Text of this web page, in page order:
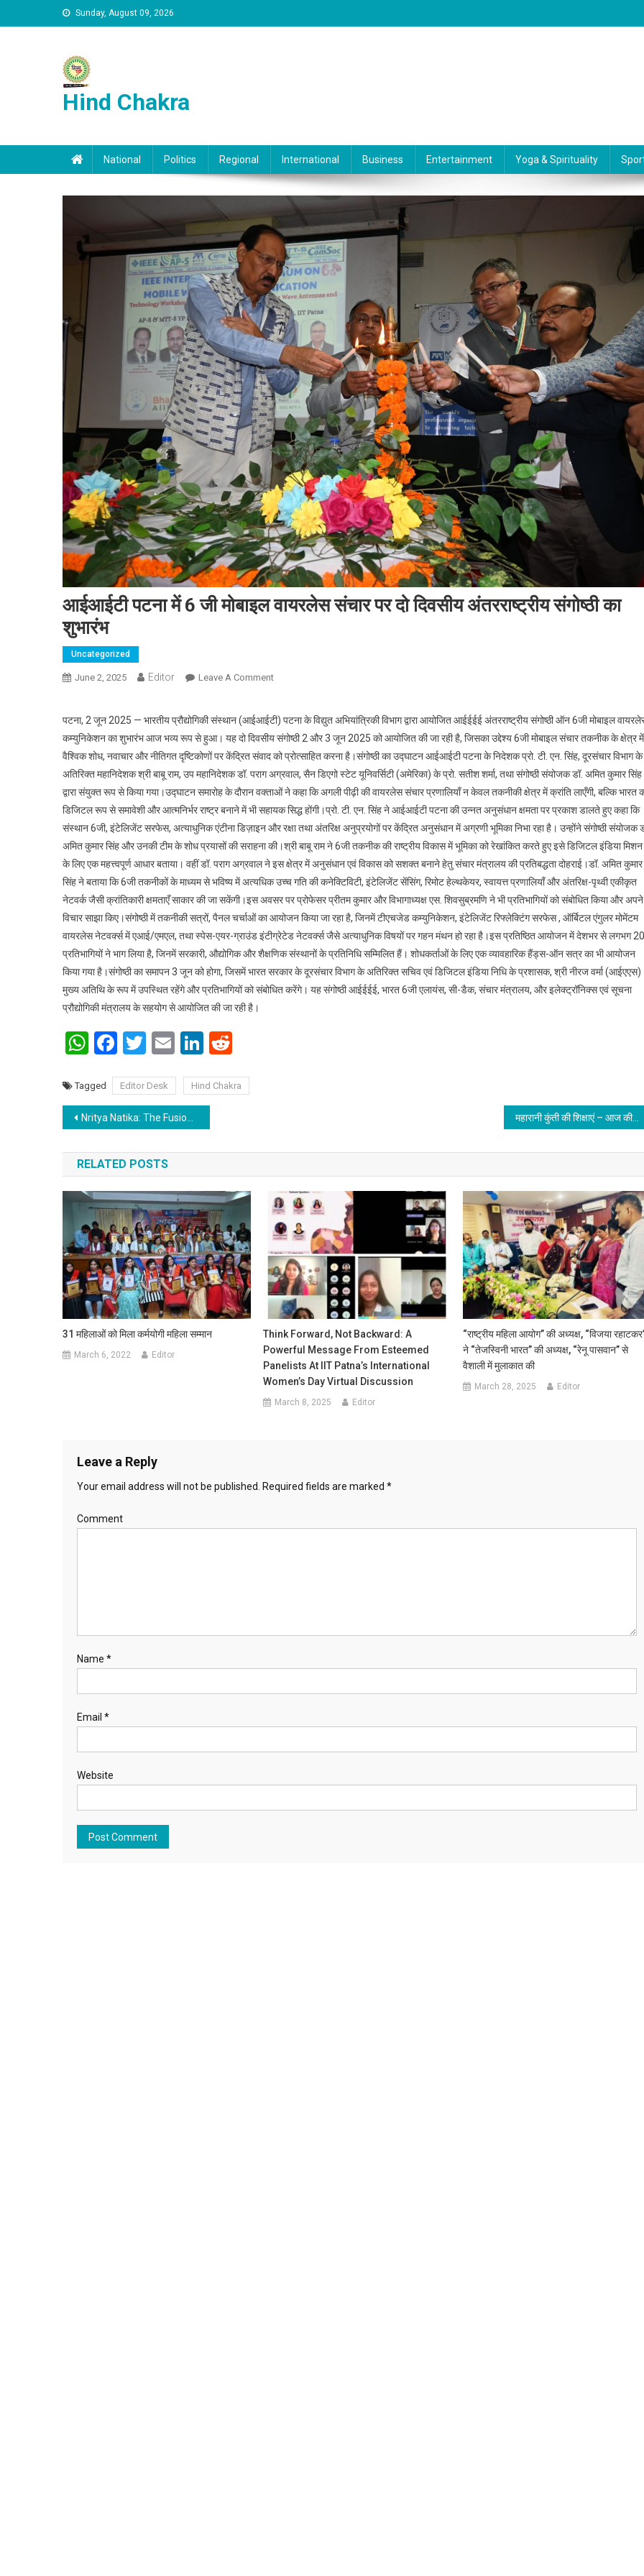
Skip to content Sunday, August 09, 2026
Hind Chakra
National Politics Regional International Business Entertainment Yoga & Spirituality
आईआईटी पटना में 6 जी मोबाइल वायरलेस संचार पर दो दिवसीय अंतरराष्ट्रीय संगोष्ठी का
शुभारंभ
Uncategorized
June 2, 2025 Editor Leave A Comment
पटना, 2 जून 2025 — भारतीय प्रौद्योगिकी संस्थान (आईआईटी) पटना के विद्युत अभियांत्रिकी विभाग द्वारा आयोजित आईईईई अंतरराष्ट्रीय संगोष्ठी ऑन 6जी मोबाइल
कम्युनिकेशन का शुभारंभ आज भव्य रूप से हुआ। यह दो दिवसीय संगोष्ठी 2 और 3 जून 2025 को आयोजित की जा रही है, जिसका उद्देश्य 6जी मोबाइल संचार तकनीक के क्षेत्र में
वैश्विक शोध, नवाचार और नीतिगत दृष्टिकोणों पर केंद्रित संवाद को प्रोत्साहित करना है।संगोष्ठी का उद्घाटन आईआईटी पटना के निदेशक प्रो. टी. एन. सिंह, दूरसंचार विभाग के
अतिरिक्त महानिदेशक श्री बाबू राम, उप महानिदेशक डॉ. पराग अग्रवाल, सैन डिएगो स्टेट यूनिवर्सिटी (अमेरिका) के प्रो. सतीश शर्मा, तथा संगोष्ठी संयोजक डॉ. अमित कुमार सिंह
द्वारा संयुक्त रूप से किया गया।उद्घाटन समारोह के दौरान वक्ताओं ने कहा कि अगली पीढ़ी की वायरलेस संचार प्रणालियाँ न केवल तकनीकी क्षेत्र में क्रांति लाएँगी, बल्कि भारत
डिजिटल रूप से समावेशी और आत्मनिर्भर राष्ट्र बनाने में भी सहायक सिद्ध होंगी।प्रो. टी. एन. सिंह ने आईआईटी पटना की उन्नत अनुसंधान क्षमता पर प्रकाश डालते हुए कहा कि
संस्थान 6जी, इंटेलिजेंट सरफेस, अत्याधुनिक एंटीना डिज़ाइन और रक्षा तथा अंतरिक्ष अनुप्रयोगों पर केंद्रित अनुसंधान में अग्रणी भूमिका निभा रहा है। उन्होंने संगोष्ठी संयोजक
अमित कुमार सिंह और उनकी टीम के शोध प्रयासों की सराहना की।श्री बाबू राम ने 6जी तकनीक की राष्ट्रीय विकास में भूमिका को रेखांकित करते हुए इसे डिजिटल इंडिया मिशन
के लिए एक महत्त्वपूर्ण आधार बताया। वहीं डॉ. पराग अग्रवाल ने इस क्षेत्र में अनुसंधान एवं विकास को सशक्त बनाने हेतु संचार मंत्रालय की प्रतिबद्धता दोहराई।डॉ. अमित कुमार
सिंह ने बताया कि 6जी तकनीकों के माध्यम से भविष्य में अत्यधिक उच्च गति की कनेक्टिविटी, इंटेलिजेंट सेंसिंग, रिमोट हेल्थकेयर, स्वायत्त प्रणालियाँ और अंतरिक्ष-पृथ्वी एकीकृत
नेटवर्क जैसी क्रांतिकारी क्षमताएँ साकार की जा सकेंगी।इस अवसर पर प्रोफेसर प्रीतम कुमार और विभागाध्यक्ष एस. शिवसुब्रमणि ने भी प्रतिभागियों को संबोधित किया और अपने
विचार साझा किए।संगोष्ठी में तकनीकी सत्रों, पैनल चर्चाओं का आयोजन किया जा रहा है, जिनमें टीएचजेड कम्युनिकेशन, इंटेलिजेंट रिफ्लेक्टिंग सरफेस , ऑर्बिटल एंगुलर मोमेंटम
वायरलेस नेटवर्क्स में एआई/एमएल, तथा स्पेस-एयर-ग्राउंड इंटीग्रेटेड नेटवर्क्स जैसे अत्याधुनिक विषयों पर गहन मंथन हो रहा है।इस प्रतिष्ठित आयोजन में देशभर से लगभग
प्रतिभागियों ने भाग लिया है, जिनमें सरकारी, औद्योगिक और शैक्षणिक संस्थानों के प्रतिनिधि सम्मिलित हैं। शोधकर्ताओं के लिए एक व्यावहारिक हैंड्स-ऑन सत्र का भी आयोजन
किया गया है।संगोष्ठी का समापन 3 जून को होगा, जिसमें भारत सरकार के दूरसंचार विभाग के अतिरिक्त सचिव एवं डिजिटल इंडिया निधि के प्रशासक, श्री नीरज वर्मा (आईएएस)
मुख्य अतिथि के रूप में उपस्थित रहेंगे और प्रतिभागियों को संबोधित करेंगे। यह संगोष्ठी आईईईई, भारत 6जी एलायंस, सी-डैक, संचार मंत्रालय, और इलेक्ट्रॉनिक्स एवं सूचना
प्रौद्योगिकी मंत्रालय के सहयोग से आयोजित की जा रही है।
WhatsApp
Facebook
Twitter
EmailLinkedIn
Tagged Editor Desk Hind Chakra
Post navigation
Nritya Natika: The Fusion of Dance and Drama महारानी कुंती की शिक्षाएं – आज की नारियों के लिए एक अमूल्य प्रेरणा है
RELATED POSTS
31 महिलाओं को मिला कर्मयोगी महिला सम्मान
March 6, 2022 Editor
Think Forward, Not Backward: A
Powerful Message From Esteemed
Panelists At IIT Patna’s International
Women’s Day Virtual Discussion
March 8, 2025 Editor
“राष्ट्रीय महिला आयोग” की अध्यक्ष, “विजया
ने “तेजस्विनी भारत” की अध्यक्ष, “रेनू पासवान” से
वैशाली में मुलाकात की
March 28, 2025 Editor
Leave a Reply
Your email address will not be published. Required fields are marked *
Comment
Name *
Email *
Website